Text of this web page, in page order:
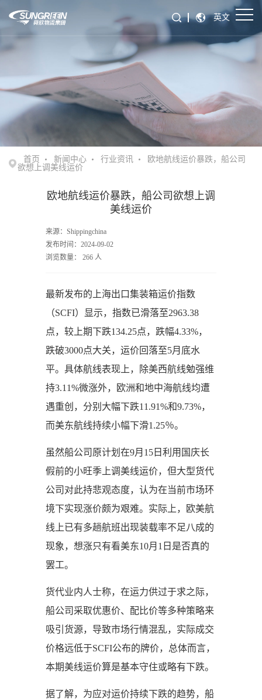
英文
首页 新闻中心 行业资讯
欧地航线运价暴跌，船公司
欲想上调美线运价
欧地航线运价暴跌，船公司欲想上调
美线运价
来源：Shippingchina
发布时间：2024-09-02
浏览数量： 266人
最新发布的上海出口集装箱运价指数
（SCFI）显示，指数已滑落至2963.38
点，较上期下跌134.25点，跌幅4.33%，
跌破3000点大关，运价回落至5月底水
平。具体航线表现上，除美西航线勉强维
持3.11%微涨外，欧洲和地中海航线均遭
遇重创，分别大幅下跌11.91%和9.73%，
而美东航线持续小幅下滑1.25％。
虽然船公司原计划在9月15日利用国庆长
假前的小旺季上调美线运价，但大型货代
公司对此持悲观态度，认为在当前市场环
境下实现涨价颇为艰难。实际上，欧美航
线上已有多趟航班出现装载率不足八成的
现象，想涨只有看美东10月1日是否真的
罢工。
货代业内人士称，在运力供过于求之际，
船公司采取优惠价、配比价等多种策略来
吸引货源，导致市场行情混乱，实际成交
价格远低于SCFI公布的牌价，总体而言，
本期美线运价算是基本守住或略有下跌。
据了解，为应对运价持续下跌的趋势，船